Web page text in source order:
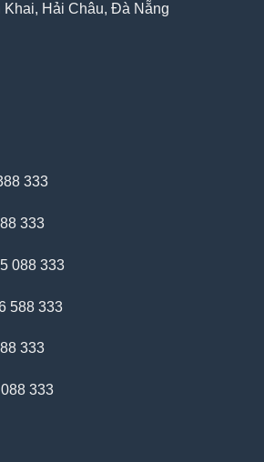
Khai, Hải Châu, Đà Nẵng
333
333
088 333
588 333
333
333